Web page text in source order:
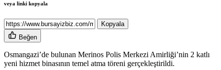
veya linki kopyala
Kopyala
Beğen
Osmangazi’de bulunan Merinos Polis Merkezi Amirliği’nin 2 katlı
yeni hizmet binasının temel atma töreni gerçekleştirildi.